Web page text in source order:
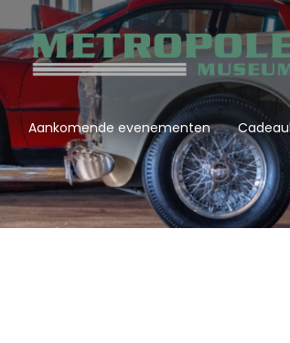
Aankomende evenementen